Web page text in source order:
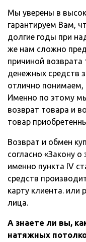
Мы уверены в
гарантируем Вам,
долгие годы при
же нам сложно
причиной возврата
денежных средств
отлично понимаем,
Именно по этому
возврат товара и
товар
Возврат и обмен
согласно «Закону
именно пункта IV
средств
карту клиента. или
лица.
А знаете ли вы,
натяжных